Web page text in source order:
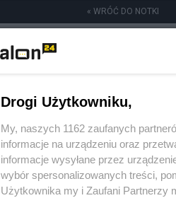
« WRÓĆ DO NOTKI
Drogi Użytkowniku,
My, naszych 1162 zaufanych
informacje na urządzeniu oraz
informacje wysyłane przez
wybór spersonalizowanych treści,
Użytkownika my i Zaufani Partnerzy